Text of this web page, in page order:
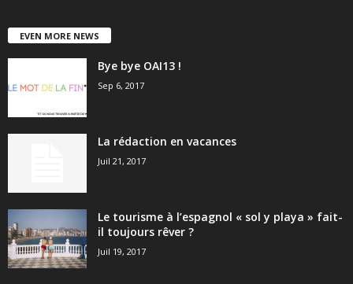
EVEN MORE NEWS
Bye bye OAI13 !
Sep 6, 2017
La rédaction en vacances
Juil 21, 2017
Le tourisme à l’espagnol « sol y playa » fait-
il toujours rêver ?
Juil 19, 2017